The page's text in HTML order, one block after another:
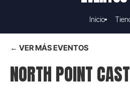
Inicio
← VER MÁS EVENTOS
NORTH POINT